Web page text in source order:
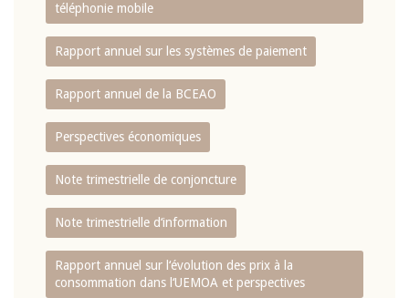
téléphonie mobile
Rapport annuel sur les systèmes de paiement
Rapport annuel de la BCEAO
Perspectives économiques
Note trimestrielle de conjoncture
Note trimestrielle d‘information
Rapport annuel sur l‘évolution des prix à la
consommation dans l‘UEMOA et perspectives